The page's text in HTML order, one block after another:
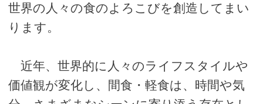
世界の人々の食のよろこびを創造してまい
ります。
近年、世界的に人々のライフスタイルや
価値観が変化し、間食・軽食は、時間や気